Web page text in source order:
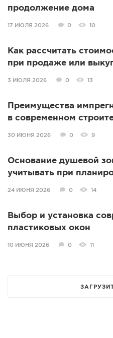
продолжение дома
17 ИЮЛЯ 2026 0 10
Как рассчитать
при продаже или
3 ИЮЛЯ 2026 0 13
Преимущества
в современном
30 ИЮНЯ 2026 0 9
Основание душевой
учитывать при
24 ИЮНЯ 2026 0 14
Выбор и установка
пластиковых окон
10 ИЮНЯ 2026 0 11